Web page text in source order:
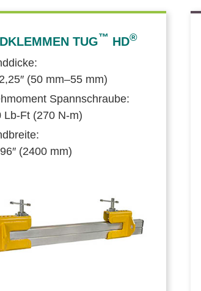
TUG™ HD®
(50 mm–55 mm)
Spannschraube:
Lb-Ft (270 N-m)
(2400 mm)